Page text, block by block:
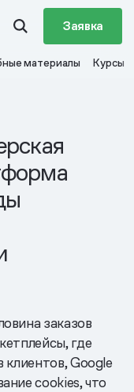
Заявка
материалы Курсы
заказов
где
клиентов, Google
cookies, что